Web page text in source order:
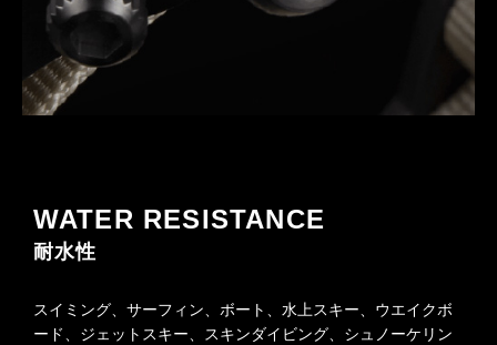
WATER RESISTANCE
耐水性
スイミング、サーフィン、ボート、水上スキー、ウエイクボ
ード、ジェットスキー、スキンダイビング、シュノーケリン